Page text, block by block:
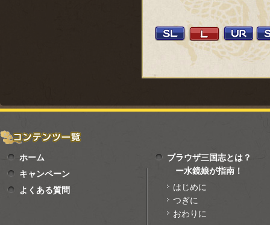
ホーム
キャンペーン
よくある質問
ブラウザ三国志とは？
ー水鏡娘が指南！
はじめに
つぎに
おわりに